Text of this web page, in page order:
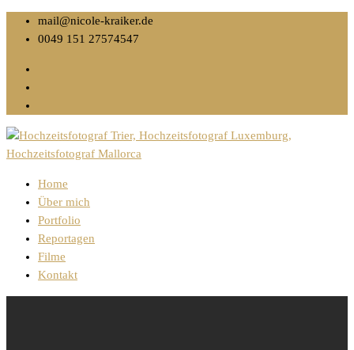
mail@nicole-kraiker.de
0049 151 27574547
Home
Über mich
Portfolio
Reportagen
Filme
Kontakt